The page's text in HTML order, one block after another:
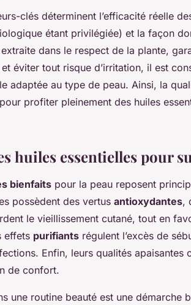
clés déterminent l’efficacité réelle
étant privilégiée) et la façon
dans le respect de la plante,
éviter tout risque d’irritation, il est
adaptée au type de peau. Ainsi, la
profiter pleinement des huiles
huiles essentielles pour
bienfaits pour la peau reposent
possèdent des vertus antioxydantes,
le vieillissement cutané, tout en
effets purifiants régulent l’excès de
Enfin, leurs qualités apaisantes
de confort.
une routine beauté est une démarche